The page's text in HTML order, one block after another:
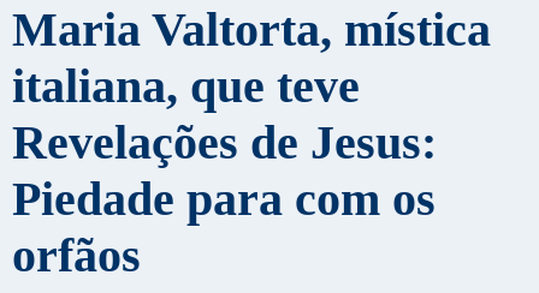
Maria Valtorta, mística
italiana, que teve
Revelações de Jesus:
Piedade para com os
orfãos